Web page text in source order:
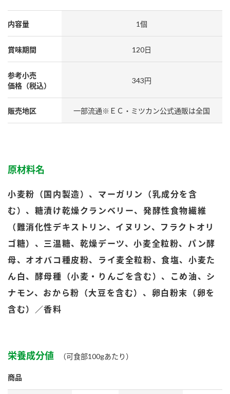
ふりかけ おすしの素
米飯用調味液
納豆のサイト
千夜
お酢を知ろう！
納豆の豆知識
鍋奉行マニュアル
ミツカンのCM
ロングセラー商品 ＋ おすすめレシピ
人気商品 ＋ おすすめレシピ
ZENB initiative
MIM（ミツカンミュージアム）
各部門が大切にしていること
キッザニア東京「ぽん酢工房」
お客様の声をいかしました
販売終了製品のご案内
よくあるご質問
お問い合わせ
ミツカン公式通販
検索
内容量 1個
賞味期間 120日
参考小売
価格（税込）
343円
販売地区 一部流通※ＥＣ・ミツカン公式通販は全国
原材料名
小麦粉（国内製造）、マーガリン（乳成分を含
む）、糖漬け乾燥クランベリー、発酵性食物繊維
（難消化性デキストリン、イヌリン、フラクトオリ
ゴ糖）、三温糖、乾燥デーツ、小麦全粒粉、パン酵
母、オオバコ種皮粉、ライ麦全粒粉、食塩、小麦た
ん白、酵母種（小麦・りんごを含む）、こめ油、シ
ナモン、おから粉（大豆を含む）、卵白粉末（卵を
含む）／香料
栄養成分値 （可食部100gあたり）
商品